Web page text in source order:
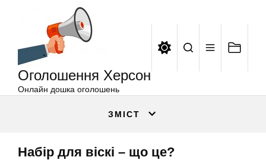
Оголошення Херсон
Онлайн дошка оголошень
ЗМІСТ
Набір для віскі – що це?